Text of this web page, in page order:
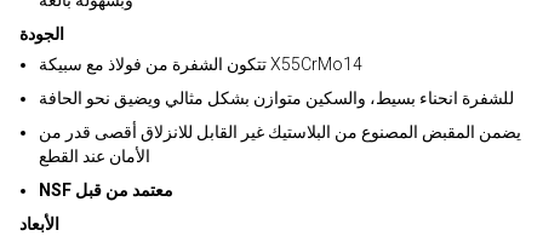
الجودة
تتكون الشفرة من فولاذ مع سبيكة X55CrMo14
للشفرة انحناء بسيط، والسكين متوازن بشكل مثالي ويضيق نحو الحافة
يضمن المقبض المصنوع من البلاستيك غير القابل للانزلاق أقصى قدر من
الأمان عند القطع
NSF معتمد من قبل
الأبعاد